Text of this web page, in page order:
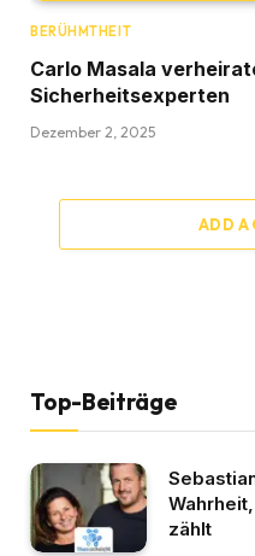
BERÜHMTHEIT
Carlo Masala
Sicherheitsexperten
Dezember 2, 2025
ADD A
Top-Beiträge
zählt